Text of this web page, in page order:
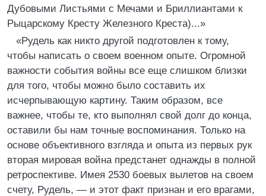
Дубовыми Листьями с Мечами и Бриллиантами к
Рыцарскому Кресту Железного Креста)...»
«Рудель как никто другой подготовлен к тому,
чтобы написать о своем военном опыте. Огромной
важности события войны все еще слишком близки
для того, чтобы можно было составить их
исчерпывающую картину. Таким образом, все
важнее, чтобы те, кто выполнял свой долг до конца,
оставили бы нам точные воспоминания. Только на
основе объективного взгляда и опыта из первых рук
вторая мировая война предстанет однажды в полной
ретроспективе. Имея 2530 боевых вылетов на своем
счету, Рудель, — и этот факт признан и его врагами,